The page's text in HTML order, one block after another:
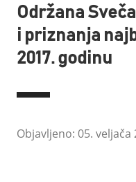
Održana
i priznanja
2017. godinu
Objavljeno: 05. veljača